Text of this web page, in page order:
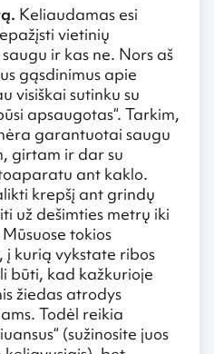
Keliaudamas esi
vietinių
ir kas ne. Nors aš
gąsdinimus apie
visiškai sutinku su
apsaugotas“. Tarkim,
garantuotai saugu
girtam ir dar su
ant kaklo.
krepšį ant grindų
už dešimties metrų iki
tokios
į kurią vykstate ribos
būti, kad kažkurioje
žiedas atrodys
Todėl reikia
(sužinosite juos